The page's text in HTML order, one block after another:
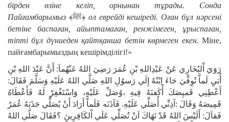
бірден өзіне келіп, орнынан тұрады. Сонда
Пайғамбарымыз
﴾ﷺ﴿ ол еврейді кешіреді. Оған бұл нәрсені
бетіне баспаған, айыптамаған, ренжімеген, ұрыспаған,
тіпті бұл дүниеден қайтқанша бетін көрмеген екен. Міне,
пайғамбарымыздың кешірімділігі!»
رَوَيَ اْلبُخَارِي عَنْ عَبْدِاللهِ بْنِ عُمَرَ رَضِيَ اللهُ عَنْهُماَ: أَنَّ عَبْدَ اللهِ بْنِ
أُبَيِ لَماَّ تُوِفِّيَ جَاءَ اِبْنُهُ إِلَي رَسوُلِ اللهِ صَلَّي اللهُ عَلَيْهِ وَسَلَّمَ فَقَالَ:
أَعْطِنِي قَميِصَكَ أُكَفنَهُ فِيهِ ،وُصَلِّ عَلَيْهِ، وَاسْتَغْفِرْ لَهُ فَأَعْطَاهُ
قَمِيصَهُ وَقَالَ :آذِنِّي أُصَلِّي عَلَيْهِ. فَآذَنَه فَلَماَّ أَرَادَ أَنْ يُصَلِّي جَذَبَهُ عُمَرُ
فَقاَلَ: أَلَيْسَ اللهُ قَدْ نَهَاكَ اَنْ تُصَلِّي عَلَي اْلكَافِرِينَ ؟فَقَالَ صَلَّي اللهُ